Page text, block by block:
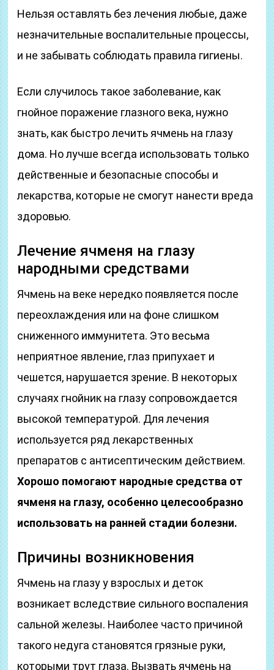
Нельзя оставлять без лечения любые, даже
незначительные воспалительные процессы,
и не забывать соблюдать правила гигиены.
Если случилось такое заболевание, как
гнойное поражение глазного века, нужно
знать, как быстро лечить ячмень на глазу
дома. Но лучше всегда использовать только
действенные и безопасные способы и
лекарства, которые не смогут нанести вреда
здоровью.
Лечение ячменя на глазу
народными средствами
Ячмень на веке нередко появляется после
переохлаждения или на фоне слишком
сниженного иммунитета. Это весьма
неприятное явление, глаз припухает и
чешется, нарушается зрение. В некоторых
случаях гнойник на глазу сопровождается
высокой температурой. Для лечения
используется ряд лекарственных
препаратов с антисептическим действием.
Хорошо помогают народные средства от
ячменя на глазу, особенно целесообразно
использовать на ранней стадии болезни.
Причины возникновения
Ячмень на глазу у взрослых и деток
возникает вследствие сильного воспаления
сальной железы. Наиболее часто причиной
такого недуга становятся грязные руки,
которыми трут глаза. Вызвать ячмень на